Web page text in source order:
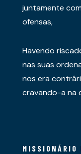
juntamente
ofensas,
Havendo
nas suas
nos era
cravando-a na
MISSIONÁRIO